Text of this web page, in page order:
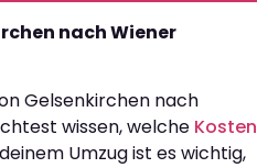
nach Wiener
Gelsenkirchen nach
wissen, welche Kosten
Umzug ist es wichtig,